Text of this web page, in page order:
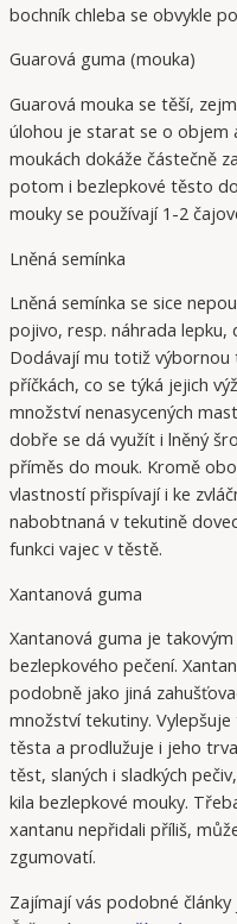
bochník chleba se obvykle
Guarová guma (mouka)
Guarová mouka se těší,
úlohou je starat se o objem
moukách dokáže částečně
potom i bezlepkové těsto
mouky se používají 1-2
Lněná semínka
Lněná semínka se sice
pojivo, resp. náhrada lepku,
Dodávají mu totiž
příčkách, co se týká jejich
množství nenasycených
dobře se dá využít i lněný
příměs do mouk. Kromě
vlastností přispívají i ke
nabobtnaná v tekutině
funkci vajec v těstě.
Xantanová guma
Xantanová guma je
bezlepkového pečení.
podobně jako jiná
množství tekutiny.
těsta a prodlužuje i jeho
těst, slaných i sladkých
kila bezlepkové mouky.
xantanu nepřidali příliš,
zgumovatí.
Zajímají vás podobné